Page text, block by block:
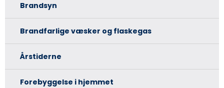
Brandsyn
Brandfarlige væsker og flaskegas
Årstiderne
Forebyggelse i hjemmet